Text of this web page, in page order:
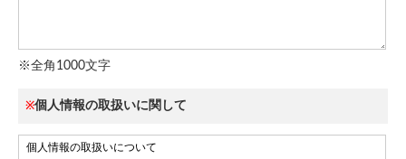
※全角1000文字
※個人情報の取扱いに関して